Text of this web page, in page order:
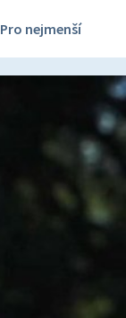
Pro nejmenší